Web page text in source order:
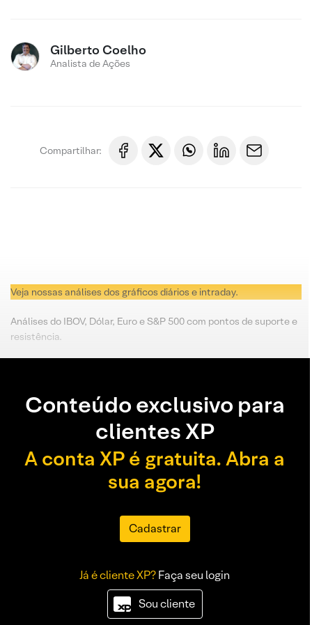
Gilberto Coelho
Analista de Ações
Compartilhar:
Veja nossas análises dos gráficos diários e intraday.
Análises do IBOV, Dólar, Euro e S&P 500 com pontos de suporte e
resistência.
Conteúdo exclusivo para
clientes XP
A conta XP é gratuita. Abra a
sua agora!
Cadastrar
Já é cliente XP?Faça seu login
Sou cliente